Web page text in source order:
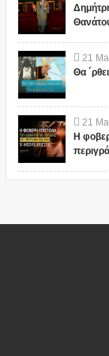
21
Θα
21
Η